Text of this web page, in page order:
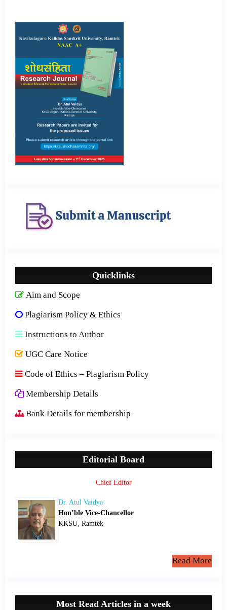
Quicklinks
Aim and Scope
Plagiarism Policy & Ethics
Instructions to Author
UGC Care Notice
Code of Ethics – Plagiarism Policy
Membership Details
Bank Details for membership
Editorial Board
Chief Editor
Dr. Atul Vaidya
Hon’ble Vice-Chancellor
KKSU, Ramtek
Read More
Most Read Articles in a week